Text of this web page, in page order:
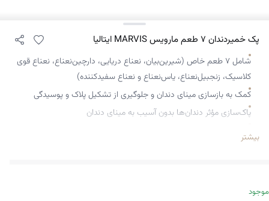
پک خمیردندان ۷ طعم مارویس MARVIS ایتالیا
شامل ۷ طعم خاص (شیرین‌بیان، نعناع دریایی، دارچین‌نعناع، نعناع قوی
کلاسیک، زنجبیل‌نعناع، یاس‌نعناع و نعناع سفیدکننده)
کمک به بازسازی مینای دندان و جلوگیری از تشکیل پلاک و پوسیدگی
پاک‌سازی مؤثر دندان‌ها بدون آسیب به مینای دندان
انتخابی خاص برای دوستداران محصولات پریمیوم مراقبت دهان و دندانبیشتر
موجود